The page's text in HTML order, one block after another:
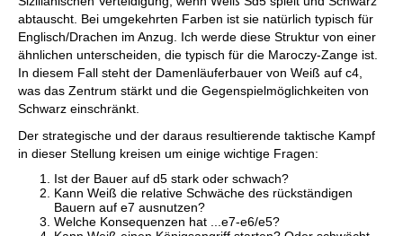
abtauscht. Bei umgekehrten Farben ist sie natürlich typisch für
Englisch/Drachen im Anzug. Ich werde diese Struktur von einer
ähnlichen unterscheiden, die typisch für die Maroczy-Zange ist.
In diesem Fall steht der Damenläuferbauer von Weiß auf c4,
was das Zentrum stärkt und die Gegenspielmöglichkeiten von
Schwarz einschränkt.
Der strategische und der daraus resultierende taktische Kampf
in dieser Stellung kreisen um einige wichtige Fragen:
Ist der Bauer auf d5 stark oder schwach?
Kann Weiß die relative Schwäche des rückständigen
Bauern auf e7 ausnutzen?
Welche Konsequenzen hat ...e7-e6/e5?